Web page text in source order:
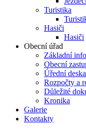
Turistika
Hasiči
Hasiči
Obecní úřad
Základní
Obecní
Úřední deska
Rozpočty a
Důležité
Kronika
Galerie
Kontakty